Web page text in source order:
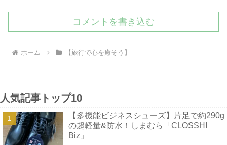
コメントを書き込む
ホーム 【旅行で心を癒そう】
人気記事トップ10
【多機能ビジネスシューズ】片足で約290g
の超軽量&防水！しまむら「CLOSSHI
Biz」